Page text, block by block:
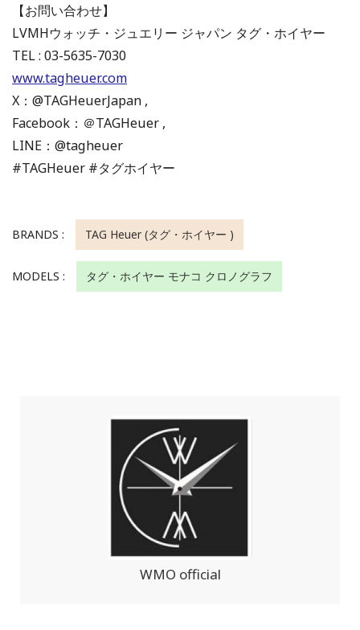
【お問い合わせ】
LVMHウォッチ・ジュエリー ジャパン タグ・ホイヤー
TEL : 03-5635-7030
www.tagheuer.com
X：@TAGHeuerJapan ‏,
Facebook：＠TAGHeuer ,
LINE：@tagheuer
#TAGHeuer #タグホイヤー
BRANDS : TAG Heuer (タグ・ホイヤー )
MODELS : タグ・ホイヤー モナコ クロノグラフ
WMO official